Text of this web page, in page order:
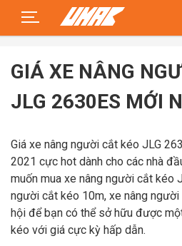
content
GIÁ XE NÂNG
JLG 2630ES MỚI
Giá xe nâng người cắt kéo JLG
2021 cực hot dành cho các nhà
muốn mua xe nâng người cắt kéo
người cắt kéo 10m, xe nâng
hội để bạn có thể sở hữu được
kéo với giá cực kỳ hấp dẫn.